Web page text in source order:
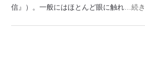
信』）。一般にはほとんど眼に触れ …続き